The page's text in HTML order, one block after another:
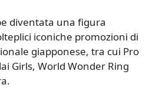
diventata una figura
iconiche promozioni di
giapponese, tra cui Pro
Girls, World Wonder Ring